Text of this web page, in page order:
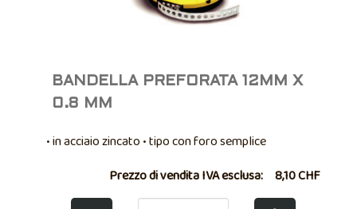
BANDELLA PREFORATA 12MM X
0.8 MM
• in acciaio zincato • tipo con foro semplice
Prezzo di vendita IVA esclusa: 8,10 CHF